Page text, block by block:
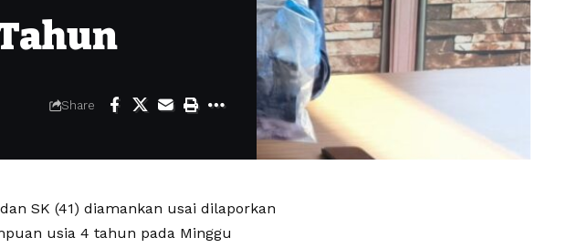
Share
SK (41) diamankan usai dilaporkan
usia 4 tahun pada Minggu